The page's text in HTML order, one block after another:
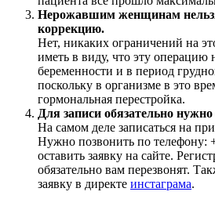
Нерожавшим женщинам
коррекцию.
Нет, никаких ограничений на
иметь в виду, что эту операцию
беременности и в период
поскольку в организме в это
гормональная перестройка.
Для записи обязательно
На самом деле записаться на
Нужно позвонить по телефону:
оставить заявку на сайте.
обязательно вам перезвонят.
заявку в директе инстаграма.